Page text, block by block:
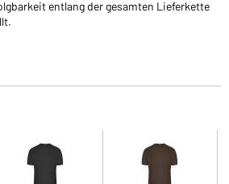
entlang der gesamten Lieferkette